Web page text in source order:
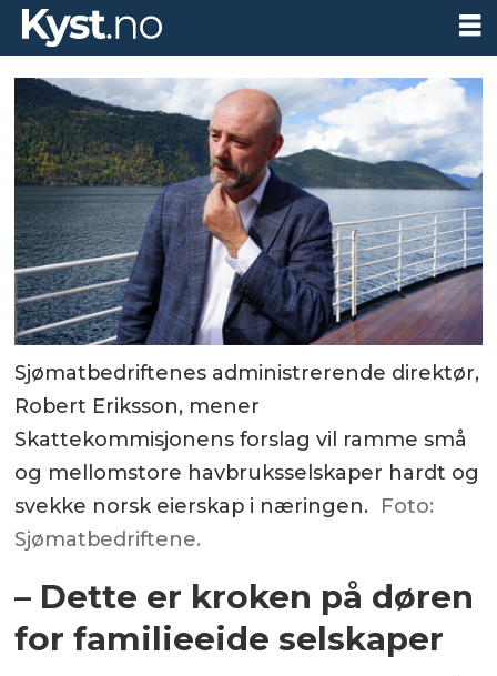
Sjømatbedriftenes administrerende direktør,
Robert Eriksson, mener
Skattekommisjonens forslag vil ramme små
og mellomstore havbruksselskaper hardt og
svekke norsk eierskap i næringen. Foto:
Sjømatbedriftene.
– Dette er kroken på døren
for familieeide selskaper